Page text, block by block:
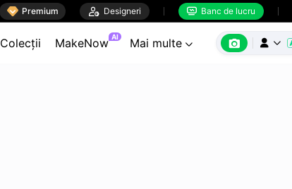
 Premium  Designeri  Banc de lucru
Colecții MakeNow AI Mai multe    